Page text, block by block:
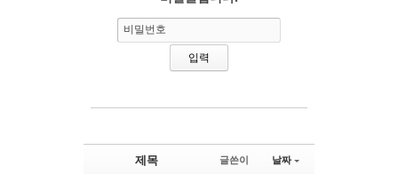
비밀번호
제목 글쓴이 날짜
Sketchbook5, 스케치북5
Sketchbook5, 스케치북5